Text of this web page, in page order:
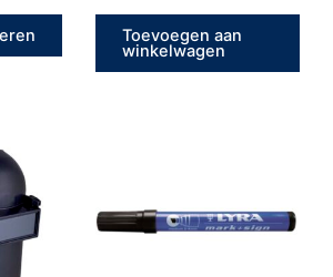
Toevoegen aan
winkelwagen